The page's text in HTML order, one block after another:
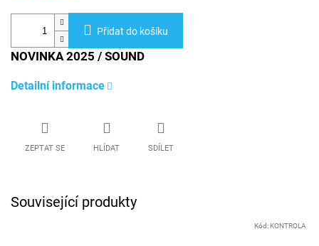
Přidat do košíku
NOVINKA 2025 / SOUND
Detailní informace
ZEPTAT SE HLÍDAT SDÍLET
Související produkty
Kód:KONTROLA